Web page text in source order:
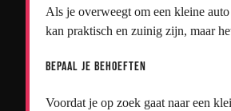
Als je overweegt om een kleine
kan praktisch en zuinig zijn, maar
Bepaal je Behoeften
Voordat je op zoek gaat naar een